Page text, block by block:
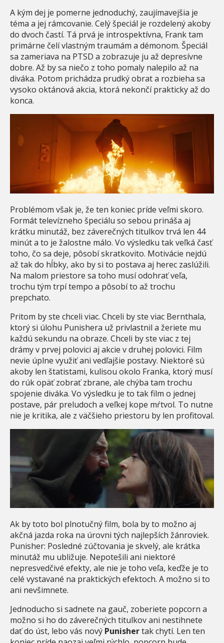
A kým dej je pomerne jednoduchý, zaujímavejšia je
téma a jej rámcovanie. Celý špeciál je rozdelený akoby
do dvoch častí. Tá prvá je introspektívna, Frank tam
primárne čelí vlastným traumám a démonom. Špeciál
sa zameriava na PTSD a zobrazuje ju až depresívne
dobre. Až by sa niečo z toho pomaly nalepilo až na
diváka. Potom prichádza prudký obrat a rozbieha sa
vysoko oktánová akcia, ktorá nekončí prakticky až do
konca.
Problémom však je, že ten koniec príde veľmi skoro.
Formát televízneho špeciálu so sebou prináša aj
krátku minutáž, bez záverečných titulkov trvá len 44
minút a to je žalostne málo. Vo výsledku tak veľká časť
toho, čo sa deje, pôsobí skratkovito. Motivácie nejdú
až tak do hĺbky, ako by si to postava aj herec zaslúžili.
Na malom priestore sa toho musí odohrať veľa,
trochu tým trpí tempo a pôsobí to až trochu
prepchato.
Pritom by ste chceli viac. Chceli by ste viac Bernthala,
ktorý si úlohu Punishera už privlastnil a žeriete mu
každú sekundu na obraze. Chceli by ste viac z tej
drámy v prvej polovici aj akcie v druhej polovici. Film
nevie úplne využiť ani vedľajšie postavy. Niektoré sú
akoby len štatistami, kulisou okolo Franka, ktorý musí
do rúk opäť zobrať zbrane, ale chýba tam trochu
spojenie diváka. Vo výsledku je to tak film o jednej
postave, pár preludoch a veľkej kope mŕtvol. To nutne
nie je kritika, ale z väčšieho priestoru by len profitoval.
Ak by toto bol plnotučný film, bola by to možno aj
akčná jazda roka na úrovni tých najlepších žánroviek.
Punisher: Posledné zúčtovania je skvelý, ale krátka
minutáž mu ubližuje. Nepotešili ani niektoré
nepresvedčivé efekty, ale nie je toho veľa, keďže je to
celé vystavané na praktických efektoch. A možno si to
ani nevšimnete.
Jednoducho si sadnete na gauč, zoberiete popcorn a
možno si ho do záverečných titulkov ani nestihnete
dať do úst, lebo vás nový Punishertak chytí. Len ten